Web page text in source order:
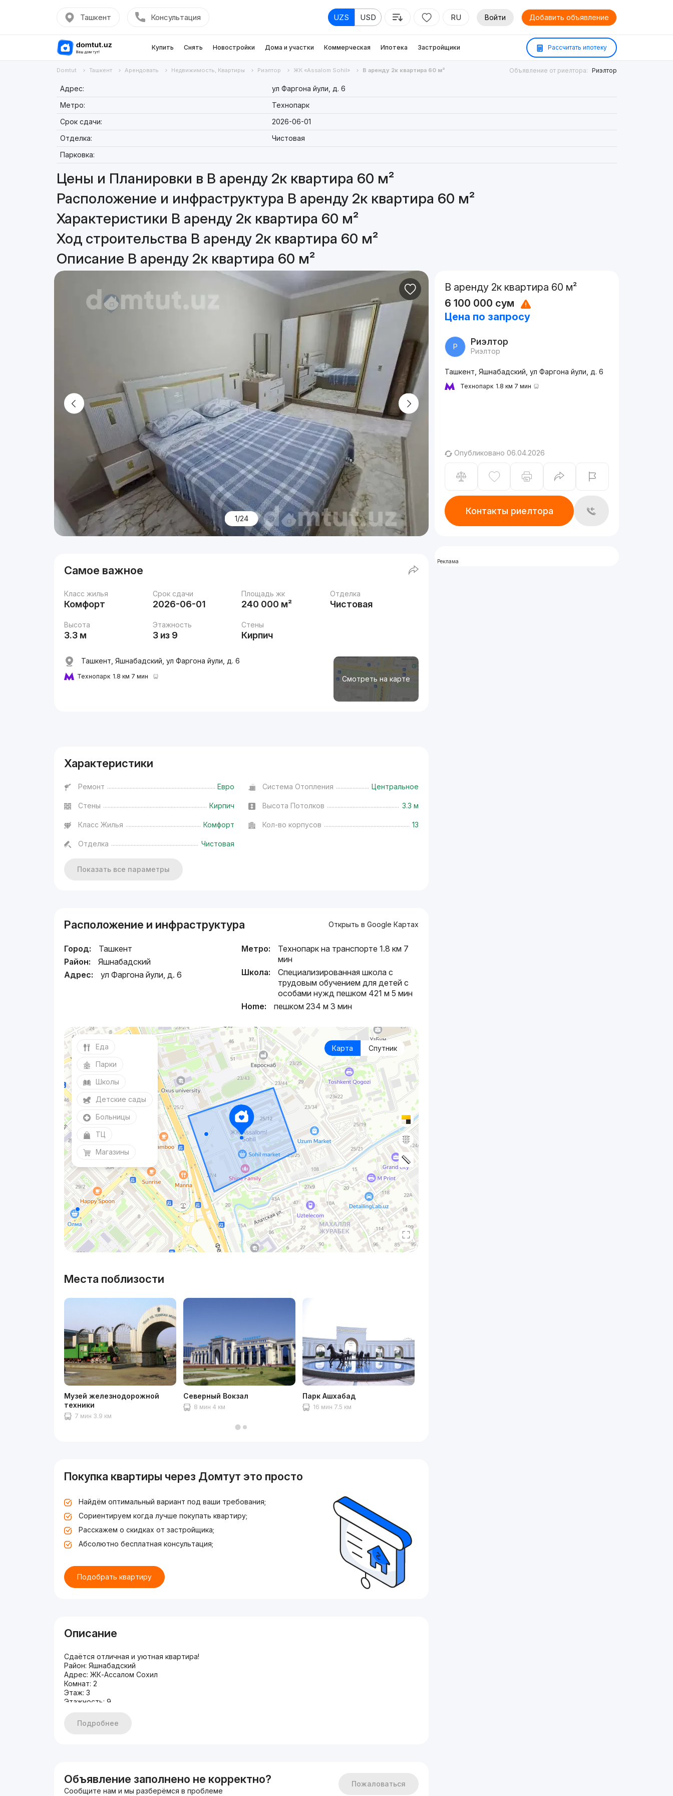
Ташкент Консультация UZS USD RU Войти Добавить объявление
Купить Снять Новостройки Дома и участки Коммерческая Ипотека Застройщики Рассчитать ипотеку
Domtut Ташкент Арендовать Недвижимость, Квартиры Риэлтор ЖК «Assalom Sohil» В аренду 2к квартира 60 м² Объявление от риелтора: Риэлтор
Адрес:
ул Фаргона йули, д. 6
Метро:
Технопарк
Срок сдачи:
2026-06-01
Отделка:
Чистовая
Парковка:
Цены и Планировки в В аренду 2к квартира 60 м²
Расположение и инфраструктура В аренду 2к квартира 60 м²
Характеристики В аренду 2к квартира 60 м²
Ход строительства В аренду 2к квартира 60 м²
Описание В аренду 2к квартира 60 м²
1/24
Самое важное
Класс жилья
Комфорт
Срок сдачи
2026-06-01
Площадь жк
240 000 м²
Отделка
Чистовая
Высота
3.3 м
Этажность
3 из 9
Стены
Кирпич
Смотреть на карте
Ташкент, Яшнабадский, ул Фаргона йули, д. 6
Технопарк 1.8 км 7 мин
Характеристики
Ремонт Евро Система Отопления Центральное
Стены Кирпич Высота Потолков 3.3 м
Класс Жилья Комфорт Кол-во корпусов 13
Отделка Чистовая
Показать все параметры
Расположение и инфраструктура Открыть в Google Картах
Город:
Ташкент
Район:
Яшнабадский
Адрес:
ул Фаргона йули, д. 6
Метро:
Технопарк на транспорте 1.8 км 7
мин
Школа:
Специализированная школа с
трудовым обучением для детей с
особами нужд пешком 421 м 5 мин
Home:
пешком 234 м 3 мин
Карта Спутник
Еда
Парки
Школы
Детские сады
Больницы
ТЦ
Магазины
Места поблизости
Музей железнодорожной
техники
7 мин 3.9 км
Северный Вокзал
8 мин 4 км
Парк Ашхабад
16 мин 7.5 км
Покупка квартиры через Домтут это просто
Найдём оптимальный вариант под ваши требования;
Сориентируем когда лучше покупать квартиру;
Расскажем о скидках от застройщика;
Абсолютно бесплатная консультация;
Подобрать квартиру
Описание
Сдаётся отличная и уютная квартира!
Район: Яшнабадский
Адрес: ЖК-Ассалом Сохил
Комнат: 2
Этаж: 3
Этажность: 9
Ремонт: Евро
В квартире имеется всё необходимое для комфортного проживания:
Wi-Fi
Кухонная зона
Обеденный стол
Подробнее
Объявление заполнено не корректно?
Сообщите нам и мы разберёмся в проблеме
Пожаловаться
В аренду 2к квартира 60 м²
6 100 000 сум
Цена по запросу
Р Риэлтор
Риэлтор
Ташкент, Яшнабадский, ул Фаргона йули, д. 6
Технопарк 1.8 км 7 мин
Опубликовано 06.04.2026
Контакты риелтора
Реклама